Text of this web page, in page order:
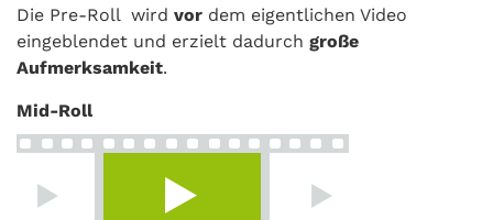
Die Pre-Roll wird vor dem eigentlichen Video
eingeblendet und erzielt dadurch große
Aufmerksamkeit.
Mid-Roll